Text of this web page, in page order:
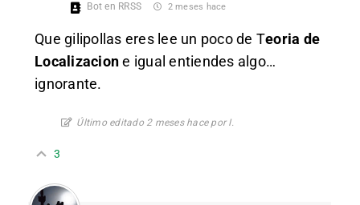
Bot en RRSS 2 meses hace
Que gilipollas eres lee un poco de Teoria de
Localizacione igual entiendes algo…
ignorante.
Último editado 2 meses hace por I.
3